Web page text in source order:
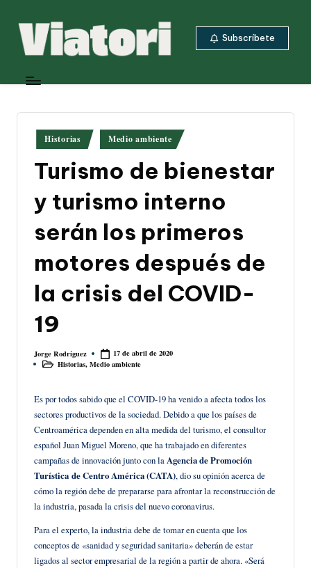
Saltar
a
ambiental
climático
desde
Centroamérica
Subscríbete
Publicado
en
Historias Medio ambiente
Turismo de bienestar
y turismo interno
serán los primeros
motores después de
la crisis del COVID-
19
Publicado
por
Jorge Rodríguez
17 de abril de 2020
PublicadoHistorias,Medio ambiente
Es por todos sabido que el COVID-19 ha venido a afecta todos los
sectores productivos de la sociedad. Debido a que los países de
Centroamérica dependen en alta medida del turismo, el consultor
español Juan Miguel Moreno, que ha trabajado en diferentes
campañas de innovación junto con laAgencia de Promoción
Turística de Centro América (CATA), dio su opinión acerca de
cómo la región debe de prepararse para afrontar la reconstrucción de
la industria, pasada la crisis del nuevo coronavirus.
Para el experto, la industria debe de tomar en cuenta que los
conceptos de «sanidad y seguridad sanitaria» deberán de estar
ligados al sector empresarial de la región a partir de ahora. «Será